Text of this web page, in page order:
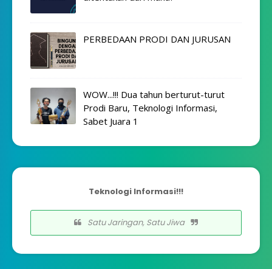
PERBEDAAN PRODI DAN JURUSAN
WOW...!!! Dua tahun berturut-turut
Prodi Baru, Teknologi Informasi,
Sabet Juara 1
Teknologi Informasi!!!
Satu Jaringan, Satu Jiwa